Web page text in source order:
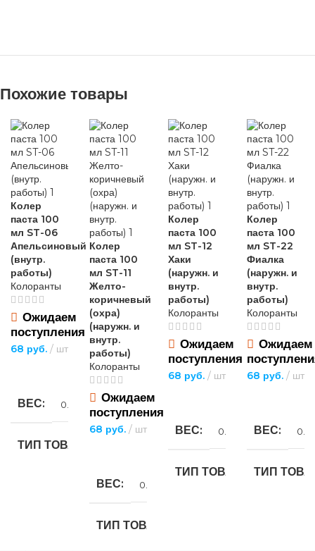
Похожие товары
Колер
паста 100
мл ST-06
Апельсиновый
(внутр.
работы)
Колоранты
Ожидаем
поступления
68 руб. шт
ВЕС 0.15 кг
ТИП ТОВАРА
НАЗНАЧЕНИЕ
Колер
паста 100
мл ST-11
Желто-
коричневый
(охра)
(наружн. и
внутр.
работы)
Колоранты
Ожидаем
поступления
68 руб. шт
ВЕС 0.15 кг
ТИП ТОВАРА
Колер
паста 100
мл ST-12
Хаки
(наружн. и
внутр.
работы)
Колоранты
Ожидаем
поступления
68 руб. шт
ВЕС 0.15 кг
ТИП ТОВАРА
Колер
паста 100
мл ST-22
Фиалка
(наружн. и
внутр.
работы)
Колоранты
Ожидаем
68 руб. шт
ВЕС 0.15
ТИП